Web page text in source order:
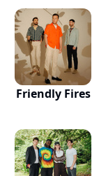
Friendly Fires